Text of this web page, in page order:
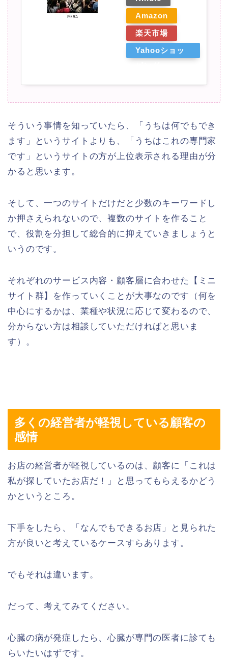
Amazon
楽天市場
Yahooショッ
そういう事情を知っていたら、「うちは何でもでき
ます」というサイトよりも、「うちはこれの専門家
です」というサイトの方が上位表示される理由が分
かると思います。
そして、一つのサイトだけだと少数のキーワードし
か押さえられないので、複数のサイトを作ること
で、役割を分担して総合的に抑えていきましょうと
いうのです。
それぞれのサービス内容・顧客層に合わせた【ミニ
サイト群】を作っていくことが大事なのです（何を
中心にするかは、業種や状況に応じて変わるので、
分からない方は相談していただければと思いま
す）。
多くの経営者が軽視している顧客の
感情
お店の経営者が軽視しているのは、顧客に「これは
私が探していたお店だ！」と思ってもらえるかどう
かというところ。
下手をしたら、「なんでもできるお店」と見られた
方が良いと考えているケースすらあります。
でもそれは違います。
だって、考えてみてください。
心臓の病が発症したら、心臓が専門の医者に診ても
らいたいはずです。